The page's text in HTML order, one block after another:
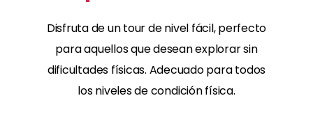
Disfruta de un tour de nivel fácil, perfecto
para aquellos que desean explorar sin
dificultades físicas. Adecuado para todos
los niveles de condición física.